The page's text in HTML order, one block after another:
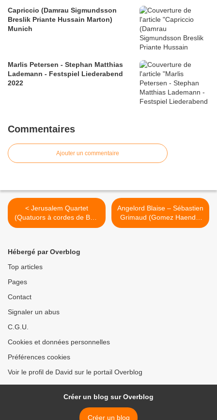
Capriccio (Damrau Sigmundsson
Breslik Priante Hussain Marton)
Munich
Marlis Petersen - Stephan Matthias
Lademann - Festspiel Liederabend
2022
Commentaires
Ajouter un commentaire
< Jerusalem Quartet
(Quatuors à cordes de Béla
Bartók) Salzbourg
Angelord Blaise – Sébastien
Grimaud (Gomez Haendel
Gluck ..) Saint-Merry >
Hébergé par Overblog
Top articles
Pages
Contact
Signaler un abus
C.G.U.
Cookies et données personnelles
Préférences cookies
Voir le profil de David sur le portail Overblog
Créer un blog sur Overblog
Créer un blog